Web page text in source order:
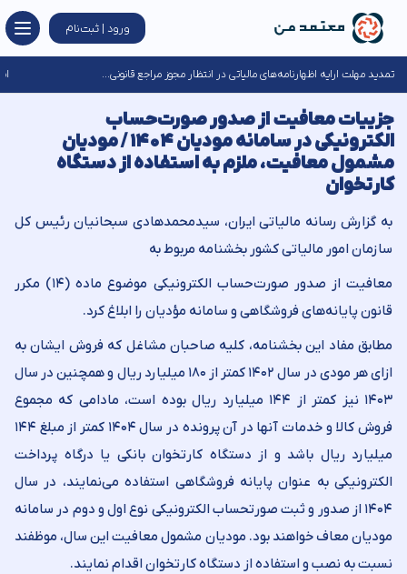
ورود | ثبت‌نام
اطلاعیه سازمان امور مالیاتی برای مودیان خسارت‌دیده از جنگ‌های تحمیلی...
جزییات معافیت‌ از صدور صورت‌حساب
الکترونیکی در سامانه مودیان ۱۴۰۴ / موديان
مشمول معافیت، ملزم به استفاده از دستگاه
كارتخوان
به گزارش رسانه مالیاتی ایران، سیدمحمدهادی سبحانیان رئیس کل
سازمان امور مالیاتی کشور بخشنامه مربوط به
معافیت از صدور صورت‌حساب الکترونیکی موضوع ماده (۱۴) مکرر
قانون پایانه‌های فروشگاهی و سامانه مؤدیان را ابلاغ کرد.
مطابق مفاد این بخشنامه، کلیه صاحبان مشاغل که فروش ایشان به
‌ازای هر مودی در سال ۱۴۰۲ کمتر از ۱۸۰ میلیارد ریال و همچنین در سال
۱۴۰۳ نیز کمتر از ۱۴۴ میلیارد ریال بوده است، مادامی که مجموع
فروش کالا و خدمات آنها در آن پرونده در سال ۱۴۰۴ کمتر از مبلغ ۱۴۴
میلیارد ريال باشد و از دستگاه کارتخوان بانکی یا درگاه پرداخت
الکترونیکی به عنوان پایانه فروشگاهی استفاده می‌نمایند، در سال
۱۴۰۴ از صدور و ثبت صورتحساب الکترونیکی نوع اول و دوم در سامانه
مودیان معاف خواهند بود. موديان مشمول معافیت این سال، موظفند
نسبت به نصب و استفاده از دستگاه كارتخوان اقدام نمايند.